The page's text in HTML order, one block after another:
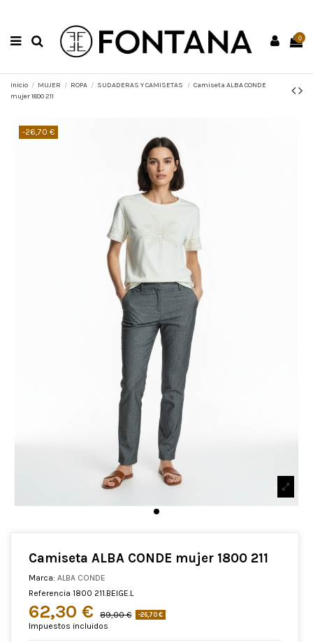
0
Inicio MUJER ROPA SUDADERAS Y CAMISETAS
Camiseta ALBA CONDE
mujer 1800 211
-26,70 €
Camiseta ALBA CONDE mujer 1800 211
Marca: ALBA CONDE
Referencia 1800 211.BEIGE.L
62,30 € 89,00 € -26,70 €
Impuestos incluidos